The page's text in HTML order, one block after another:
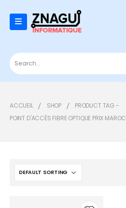
ACCUEIL SHOP
PRODUCT TAG -
POINT D'ACCÈS FIBRE OPTIQUE PRIX MAROC